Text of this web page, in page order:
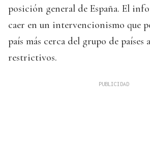
posición general de España. El
caer en un intervencionismo que
país más cerca del grupo de países
restrictivos.